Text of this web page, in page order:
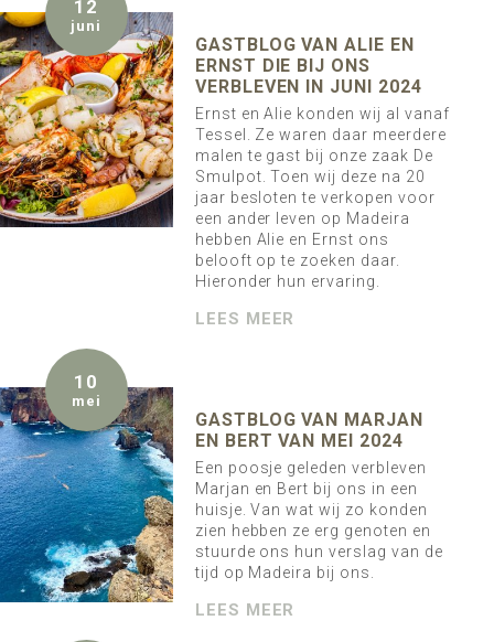
12
juni
GASTBLOG VAN ALIE EN
ERNST DIE BIJ ONS
VERBLEVEN IN JUNI 2024
Ernst en Alie konden wij al vanaf
Tessel. Ze waren daar meerdere
malen te gast bij onze zaak De
Smulpot. Toen wij deze na 20
jaar besloten te verkopen voor
een ander leven op Madeira
hebben Alie en Ernst ons
belooft op te zoeken daar.
Hieronder hun ervaring.
LEES MEER
10
mei
GASTBLOG VAN MARJAN
EN BERT VAN MEI 2024
Een poosje geleden verbleven
Marjan en Bert bij ons in een
huisje. Van wat wij zo konden
zien hebben ze erg genoten en
stuurde ons hun verslag van de
tijd op Madeira bij ons.
LEES MEER